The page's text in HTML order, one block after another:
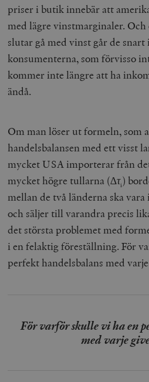
priser i butik innebär att
med lägre vinstmarginaler.
slutar gå med vinst går de
konsumenterna, som förvisso
kommer inte längre att ha
ändå.
Om man löser ut formeln, som
handelsbalansen med ett visst
mycket USA importerar från
mycket högre tullarna (∆τi)
mellan de två länderna ska
och säljer till varandra precis
det största problemet med
i en felaktig föreställning. För
perfekt handelsbalans med
För varför skulle vi ha en
med varje